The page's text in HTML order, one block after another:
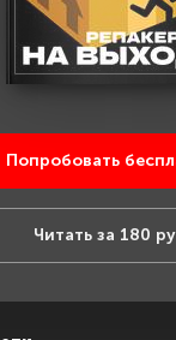
Попробовать
Читать за 180